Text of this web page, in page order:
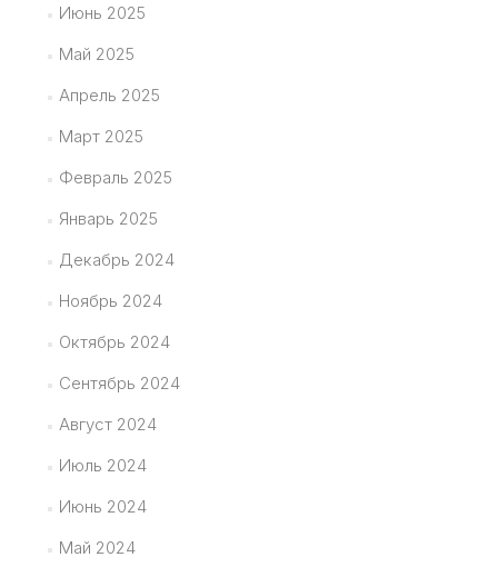
Июнь 2025
Май 2025
Апрель 2025
Март 2025
Февраль 2025
Январь 2025
Декабрь 2024
Ноябрь 2024
Октябрь 2024
Сентябрь 2024
Август 2024
Июль 2024
Июнь 2024
Май 2024